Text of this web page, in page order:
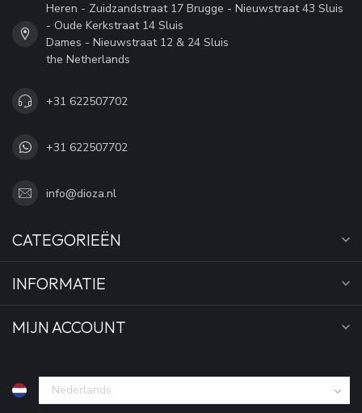
Heren - Zuidzandstraat 17 Brugge - Nieuwstraat 43 Sluis
- Oude Kerkstraat 14 Sluis
Dames - Nieuwstraat 12 & 24 Sluis
the Netherlands
+31 622507702
+31 622507702
info@dioza.nl
CATEGORIEËN
INFORMATIE
MIJN ACCOUNT